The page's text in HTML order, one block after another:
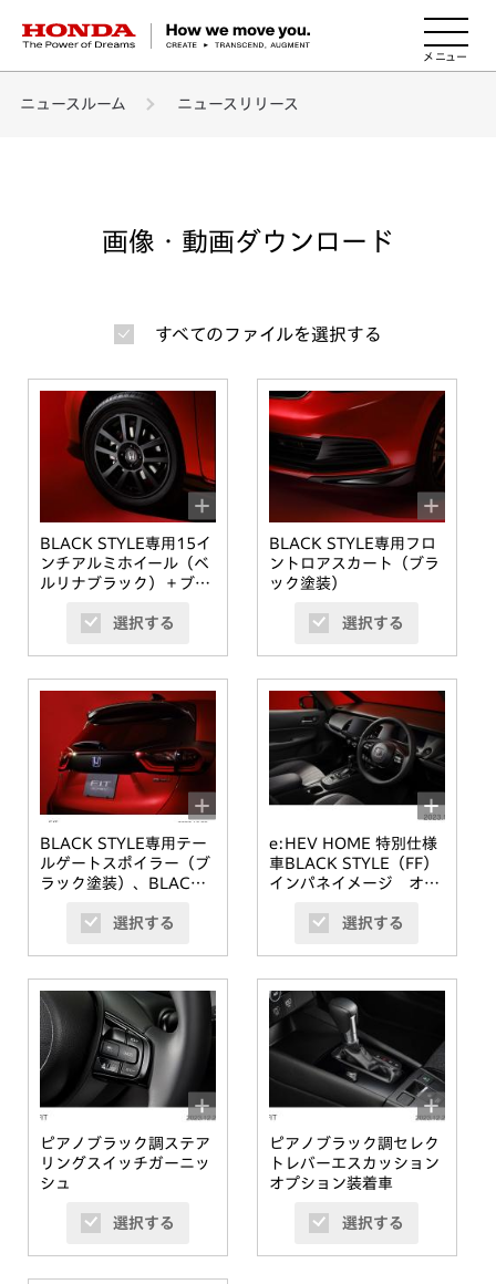
HONDA The Power of Dreams
ニュースルーム ニュースリリース
画像・動画ダウンロード
すべてのファイルを選択する
BLACK STYLE専用15イ
ンチアルミホイール（ベ
ルリナブラック）＋ブラ
選択する
BLACK STYLE専用フロ
ントロアスカート（ブラ
ック塗装）
選択する
BLACK STYLE専用テー
ルゲートスポイラー（ブ
ラック塗装）、BLACK
スガーニッシュ（ブラッ
選択する
e:HEV HOME 特別仕様
車BLACK STYLE（FF）
インパネイメージ オプ
選択する
ピアノブラック調ステア
リングスイッチガーニッ
シュ
選択する
ピアノブラック調セレク
トレバーエスカッション
オプション装着車
選択する